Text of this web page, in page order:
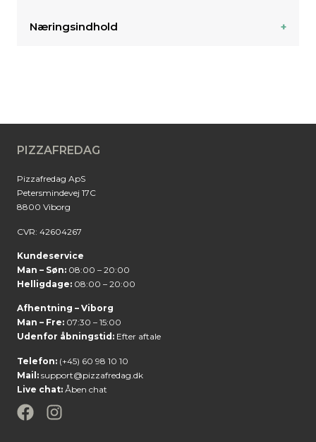
Næringsindhold
PIZZAFREDAG
Pizzafredag ApS
Petersmindevej 17C
8800 Viborg
CVR: 42604267
Kundeservice
Man – Søn: 08:00 – 20:00
Helligdage: 08:00 – 20:00
Afhentning – Viborg
Man – Fre: 07:30 – 15:00
Udenfor åbningstid: Efter aftale
Telefon: (+45) 60 98 10 10
Mail: support@pizzafredag.dk
Live chat: Åben chat